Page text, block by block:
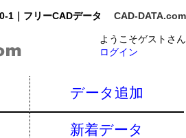
1｜フリーCADデータ CAD-DATA.com
ようこそゲストさん
ログイン
データ追加
新着データ